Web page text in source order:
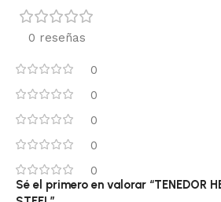
0 reseñas
0
0
0
0
0
Sé el primero en valorar “TENEDOR